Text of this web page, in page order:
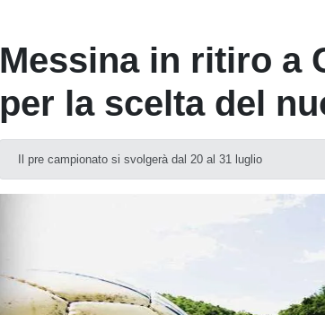
Messina in ritiro a
per la scelta del
Il pre campionato si svolgerà dal 20 al 31 luglio